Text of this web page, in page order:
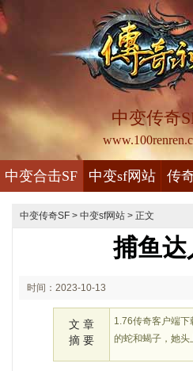
中变传奇
中变合击SF 中变sf网站 传
中变传奇SF > 中变sf网站 > 正文
捕鱼达
时间：2023-10-13
文 章
摘 要
1.76传奇客户端
的蛇和蝎子，她头